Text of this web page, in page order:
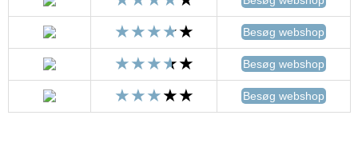
Besøg webshop
Besøg webshop
Besøg webshop